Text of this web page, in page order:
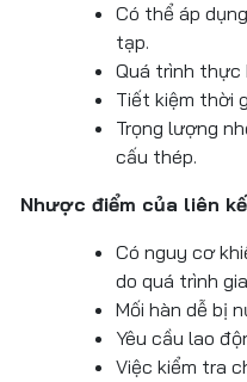
Có thể áp
tạp.
Quá trình thực
Tiết kiệm thời
Trọng lượng
cấu thép.
Nhược điểm của liên
Có nguy cơ
do quá trình
Mối hàn dễ bị
Yêu cầu lao
Việc kiểm tra